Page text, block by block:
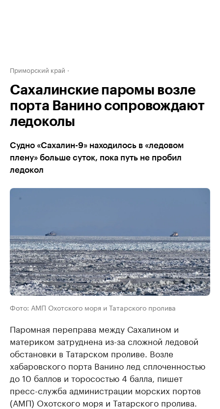
Приморский край
Сахалинские паромы возле
порта Ванино сопровождают
ледоколы
Судно «Сахалин-9» находилось в «ледовом
плену» больше суток, пока путь не пробил
ледокол
Фото: АМП Охотского моря и Татарского пролива
Паромная переправа между Сахалином и
материком затруднена из-за сложной ледовой
обстановки в Татарском проливе. Возле
хабаровского порта Ванино лед сплоченностью
до 10 баллов и торосостью 4 балла, пишет
пресс-служба администрации морских портов
(АМП) Охотского моря и Татарского пролива.